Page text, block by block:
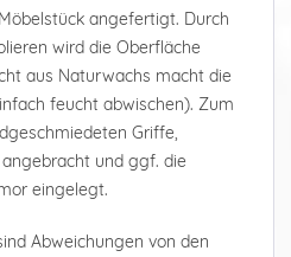
angefertigt. Durch
wird die Oberfläche
aus Naturwachs macht die
feucht abwischen). Zum
Griffe,
und ggf. die
eingelegt.
Abweichungen von den